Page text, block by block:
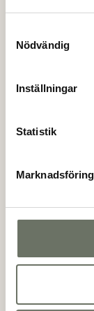
Nödvändig
Inställningar
Statistik
Marknadsföring
lägenheter
BREEAM
Vi ser fram
bygga
Bredberg